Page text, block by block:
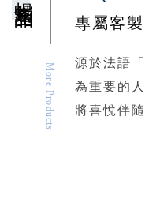
More Products
專屬客
源於法語
為重要的
將喜悅伴